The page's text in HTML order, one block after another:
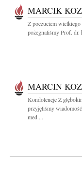
MARCIK
Z poczuciem
pożegnaliśmy Prof. dr.
MARCIN
Kondolencje Z
przyjęliśmy
med....